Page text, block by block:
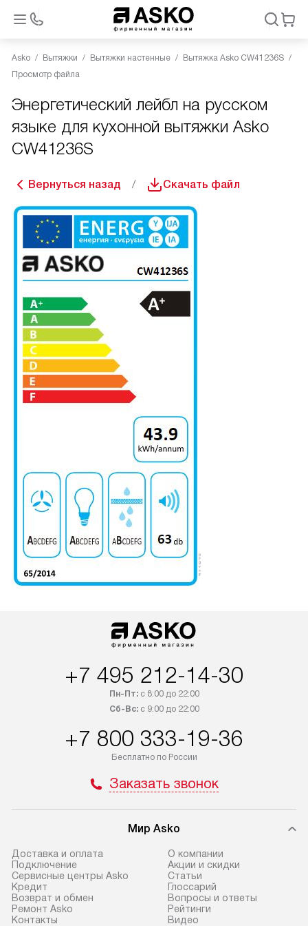
Asko Вытяжки Вытяжки настенные
Вытяжка Asko CW41236S
Просмотр файла
Энергетический лейбл на русском
языке для кухонной вытяжки Asko
CW41236S
Вернуться назад Скачать файл
+7 495 212-14-30
Пн-Пт:с 8:00 до 22:00
Сб-Вс:с 9:00 до 22:00
+7 800 333-19-36
Бесплатно по России
Заказать звонок
Мир Asko
Доставка и оплата
Подключение
Сервисные центры Asko
Кредит
Возврат и обмен
Ремонт Asko
Контакты
О компании
Акции и скидки
Статьи
Глоссарий
Вопросы и ответы
Рейтинги
Видео